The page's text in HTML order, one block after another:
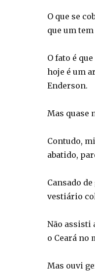
O que se
que um
O fato é
hoje é um
Enderson.
Mas quase
Contudo,
abatido,
Cansado
vestiário
Não assisti
o Ceará no
Mas ouvi